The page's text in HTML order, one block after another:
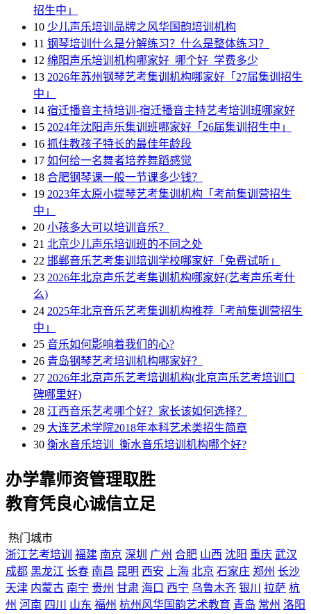
招生中」
10 少儿声乐培训品牌之风华国韵培训机构
11 钢琴培训什么是分解练习？什么是整体练习？
12 绵阳声乐培训机构哪家好_哪个好_学费多少
13 2026年苏州钢琴艺考集训机构哪家好「27届集训招生
中」
14 宿迁播音主持培训-宿迁播音主持艺考培训班哪家好
15 2024年沈阳声乐集训班哪家好「26届集训招生中」
16 抓住教孩子特长的最佳年龄段
17 如何给一名舞者培养舞蹈感觉
18 合肥钢琴课一般一节课多少钱？
19 2023年太原小提琴艺考集训机构「考前集训营招生
中」
20 小孩多大可以培训音乐？
21 北京少儿声乐培训班的不同之处
22 邯郸音乐艺考集训培训学校哪家好「免费试听」
23 2026年北京声乐艺考集训机构哪家好(艺考声乐考什
么)
24 2025年北京音乐艺考集训机构推荐「考前集训营招生
中」
25 音乐如何影响着我们的心?
26 青岛钢琴艺考培训机构哪家好？
27 2026年北京声乐艺考培训机构(北京声乐艺考培训口
碑哪里好)
28 江西音乐艺考哪个好？家长该如何选择？
29 大连艺术学院2018年本科艺术类招生简章
30 衡水音乐培训_衡水音乐培训机构哪个好?
办学靠师资管理取胜
教育凭良心诚信立足
热门城市
浙江艺考培训
福建 南京 深圳 广州 合肥 山西 沈阳 重庆 武汉
成都 黑龙江 长春 南昌 昆明 西安 上海 北京 石家庄 郑州 长沙
天津 内蒙古 南宁 贵州 甘肃 海口 西宁 乌鲁木齐 银川 拉萨 杭
州 河南 四川 山东 福州 杭州风华国韵艺术教育 青岛 常州 洛阳